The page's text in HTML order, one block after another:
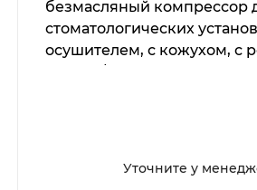
безмасляный компрессор
стоматологических
осушителем, с кожухом, с
Уточните у